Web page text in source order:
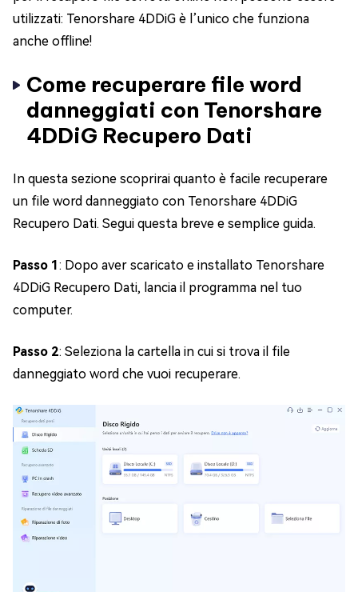
utilizzati: Tenorshare 4DDiG è l’unico che funziona
anche offline!
Come recuperare file word
danneggiati con Tenorshare
4DDiG Recupero Dati
In questa sezione scoprirai quanto è facile recuperare
un file word danneggiato con Tenorshare 4DDiG
Recupero Dati. Segui questa breve e semplice guida.
Passo 1: Dopo aver scaricato e installato Tenorshare
4DDiG Recupero Dati, lancia il programma nel tuo
computer.
Passo 2: Seleziona la cartella in cui si trova il file
danneggiato word che vuoi recuperare.